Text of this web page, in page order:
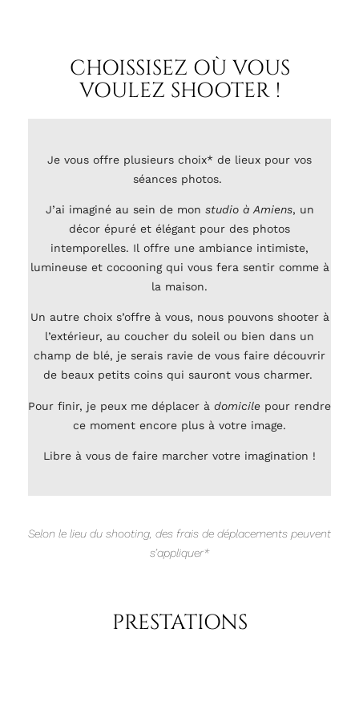
CHOISSISEZ OÙ VOUS
VOULEZ SHOOTER !
Je vous offre plusieurs choix* de lieux pour vos
séances photos.
J’ai imaginé au sein de mon studio à Amiens, un
décor épuré et élégant pour des photos
intemporelles. Il offre une ambiance intimiste,
lumineuse et cocooning qui vous fera sentir comme à
la maison.
Un autre choix s’offre à vous, nous pouvons shooter à
l’extérieur, au coucher du soleil ou bien dans un
champ de blé, je serais ravie de vous faire découvrir
de beaux petits coins qui sauront vous charmer.
Pour finir, je peux me déplacer à domicile pour rendre
ce moment encore plus à votre image.
Libre à vous de faire marcher votre imagination !
Selon le lieu du shooting, des frais de déplacements peuvent
s’appliquer*
PRESTATIONS